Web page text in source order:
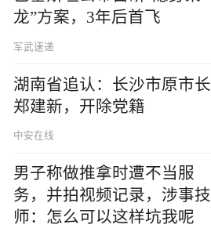
龙”方案，3年后首飞
军武速递
湖南省追认：长沙市原市长
郑建新，开除党籍
中安在线
男子称做推拿时遭不当服
务，并拍视频记录，涉事技
师：怎么可以这样坑我呢